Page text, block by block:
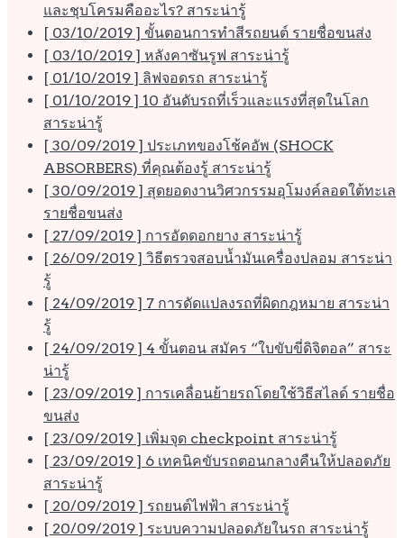
และชุบโครมคืออะไร? สาระน่ารู้
[ 03/10/2019 ] ขั้นตอนการทำสีรถยนต์ รายชื่อขนส่ง
[ 03/10/2019 ] หลังคาซันรูฟ สาระน่ารู้
[ 01/10/2019 ] ลิฟจอดรถ สาระน่ารู้
[ 01/10/2019 ] 10 อันดับรถที่เร็วและแรงที่สุดในโลก
สาระน่ารู้
[ 30/09/2019 ] ประเภทของโช้คอัพ (SHOCK
ABSORBERS) ที่คุณต้องรู้ สาระน่ารู้
[ 30/09/2019 ] สุดยอดงานวิศวกรรมอุโมงค์ลอดใต้ทะเล
รายชื่อขนส่ง
[ 27/09/2019 ] การอัดดอกยาง สาระน่ารู้
[ 26/09/2019 ] วิธีตรวจสอบน้ำมันเครื่องปลอม สาระน่า
รู้
[ 24/09/2019 ] 7 การดัดแปลงรถที่ผิดกฎหมาย สาระน่า
รู้
[ 24/09/2019 ] 4 ขั้นตอน สมัคร “ใบขับขี่ดิจิตอล” สาระ
น่ารู้
[ 23/09/2019 ] การเคลื่อนย้ายรถโดยใช้วิธีสไลด์ รายชื่อ
ขนส่ง
[ 23/09/2019 ] เพิ่มจุด checkpoint สาระน่ารู้
[ 23/09/2019 ] 6 เทคนิคขับรถตอนกลางคืนให้ปลอดภัย
สาระน่ารู้
[ 20/09/2019 ] รถยนต์ไฟฟ้า สาระน่ารู้
[ 20/09/2019 ] ระบบความปลอดภัยในรถ สาระน่ารู้